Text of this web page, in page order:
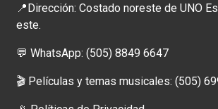
📍Dirección: Costado noreste de UNO
este.
💬 WhatsApp: (505) 8849 6647
🎬 Películas y temas musicales: (505)